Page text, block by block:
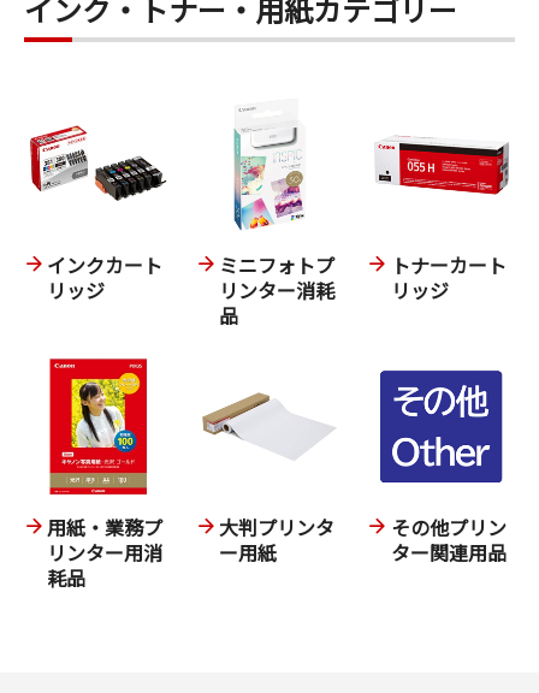
インク・トナー・用紙カテゴリー
インクカート
リッジ
ミニフォトプ
リンター消耗
品
トナーカート
リッジ
用紙・業務プ
リンター用消
耗品
大判プリンタ
ー用紙
その他プリン
ター関連用品